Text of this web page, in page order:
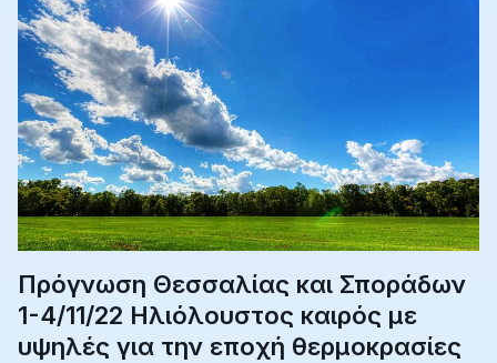
Πρόγνωση Θεσσαλίας και Σποράδων
1-4/11/22 Ηλιόλουστος καιρός με
υψηλές για την εποχή θερμοκρασίες